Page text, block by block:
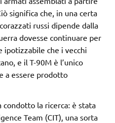
significa che, in una certa
russi dipende dalla
dovesse continuare per
ipotizzabile che i vecchi
e il T-90M è l’unico
a essere prodotto
la ricerca: è stata
Team (CIT), una sorta